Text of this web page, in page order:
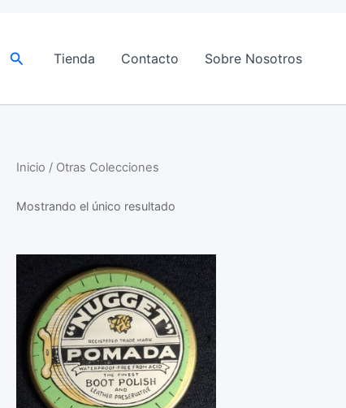
BuscarTienda Contacto Sobre Nosotros
Inicio / Otras Colecciones
Mostrando el único resultado